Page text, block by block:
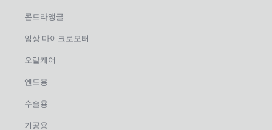
콘트라앵글
임상 마이크로모터
오랄케어
엔도용
수술용
기공용